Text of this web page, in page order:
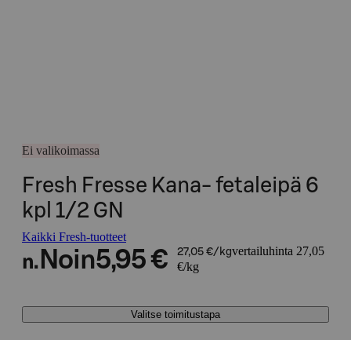
Ei valikoimassa
Fresh Fresse Kana- fetaleipä 6
kpl 1/2 GN
Kaikki Fresh-tuotteet
n. Noin5,95 € 27,05 €/kgvertailuhinta 27,05
€/kg
Valitse toimitustapa